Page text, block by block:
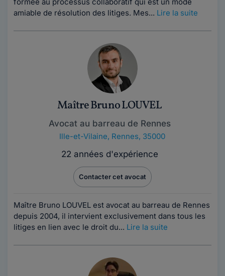
amiable de résolution des litiges. Mes... Lire la suite
Maître Bruno LOUVEL
Avocat au barreau de Rennes
Ille-et-Vilaine, Rennes, 35000
22 années d'expérience
Contacter cet avocat
Maître Bruno LOUVEL est avocat au barreau de Rennes
depuis 2004, il intervient exclusivement dans tous les
litiges en lien avec le droit du... Lire la suite